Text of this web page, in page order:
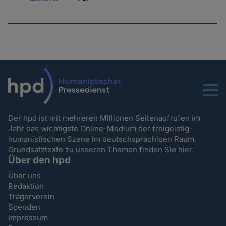
Menu
Der hpd ist mit mehreren Millionen Seitenaufrufen im
Jahr das wichtigste Online-Medium der freigeistig-
humanistischen Szene im deutschsprachigen Raum.
Grundsatztexte zu unseren Themenfinden Sie hier.
Über den hpd
Über uns
Redaktion
Trägerverein
Spenden
Impressum